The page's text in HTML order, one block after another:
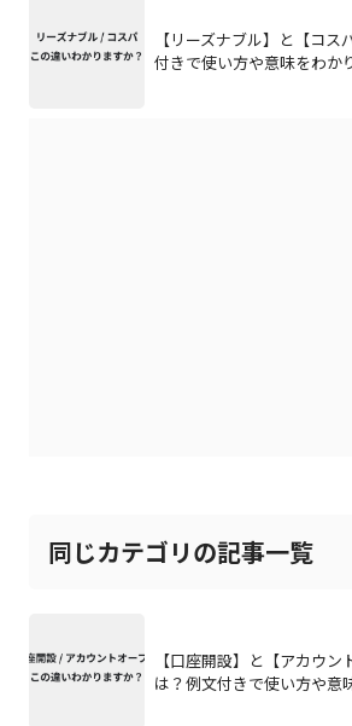
【リーズナブル】と【コ
付きで使い方や意味をわか
同じカテゴリの記事一覧
【口座開設】と【アカウ
は？例文付きで使い方や意